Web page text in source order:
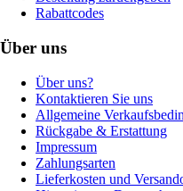
Rabattcodes
Über uns
Über uns?
Kontaktieren Sie uns
Allgemeine
Rückgabe & Erstattung
Impressum
Zahlungsarten
Lieferkosten und